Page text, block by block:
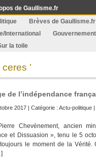
de Gaullisme.fr
Brèves de Gaullisme.fr
International Gouvernement
la toile
’
de l’indépendance
2017 | Catégorie : Actu-politique |
Chevènement, ancien
et Dissuasion », tenu le 5
le moment de la Vérité.